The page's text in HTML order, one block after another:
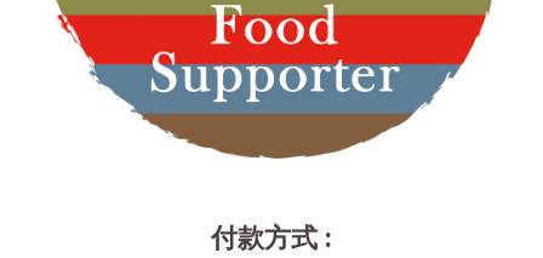
付款方式 :